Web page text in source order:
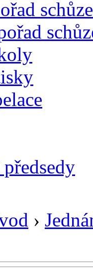
schůze
›